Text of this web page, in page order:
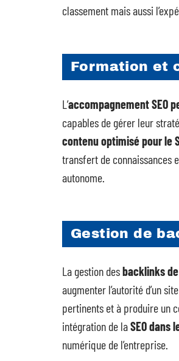
classement mais aussi
Formation et
L’accompagnement SEO
capables de gérer leur
contenu optimisé pour le
transfert de connaissances
autonome.
Gestion de
La gestion desbacklinks
augmenter l’autorité d’un
pertinents et à produire un
intégration de laSEO dans
numérique de l’entreprise.